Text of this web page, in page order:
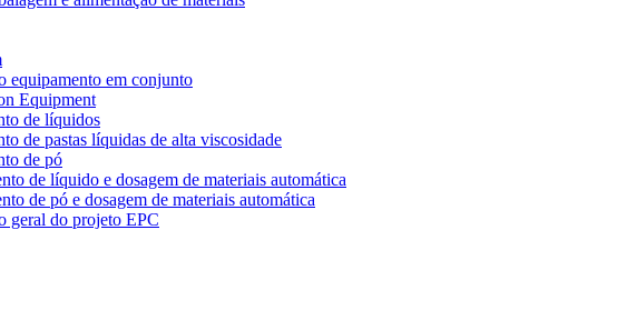
equipamento em conjunto
Equipment
de líquidos
de pastas líquidas de alta viscosidade
de pó
de líquido e dosagem de materiais automática
de pó e dosagem de materiais automática
geral do projeto EPC